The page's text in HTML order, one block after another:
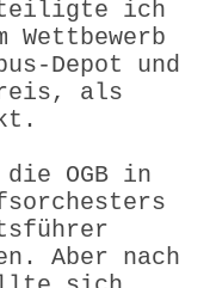
ich
Depot und
als
OGB in
Aber nach